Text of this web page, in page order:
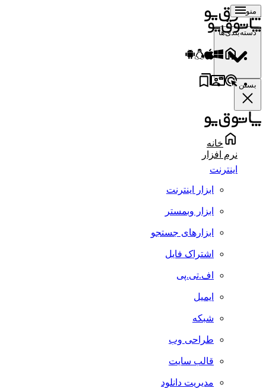
منو
دسته‌بندی‌ها
بستن
خانه
نرم افزار
اینترنت
ابزار اینترنت
ابزار وبمستر
ابزارهای جستجو
اشتراک فایل
اف.تی.پی
ایمیل
شبکه
طراحی وب
قالب سایت
مدیریت دانلود